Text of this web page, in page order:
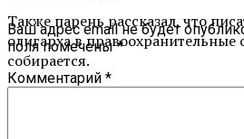
Также парень рассказал, что
олигарха в правоохранительные
собирается.
— Я не вижу смысла от этого и
добавил он. — Ко всему этому у
Ваш адрес email не будет
поля помечены*
Комментарий *